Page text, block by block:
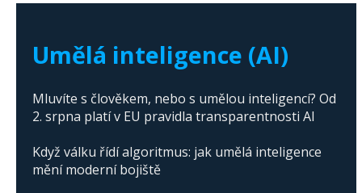
Umělá inteligence (AI)
Mluvíte s člověkem, nebo s umělou inteligencí? Od
2. srpna platí v EU pravidla transparentnosti AI
Když válku řídí algoritmus: jak umělá inteligence
mění moderní bojiště